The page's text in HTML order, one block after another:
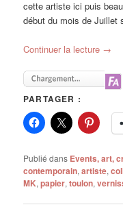
cette artiste ici puis
début du mois de
Continuer la lecture →
PARTAGER :
Publié dans Events, art,
contemporain,artiste,
MK,papier,toulon,